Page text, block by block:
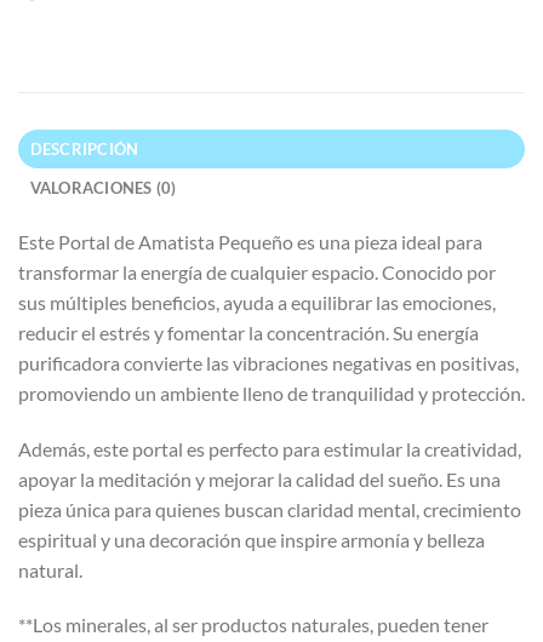
DESCRIPCIÓN
VALORACIONES (0)
Este Portal de Amatista Pequeño es una pieza ideal para
transformar la energía de cualquier espacio. Conocido por
sus múltiples beneficios, ayuda a equilibrar las emociones,
reducir el estrés y fomentar la concentración. Su energía
purificadora convierte las vibraciones negativas en positivas,
promoviendo un ambiente lleno de tranquilidad y protección.
Además, este portal es perfecto para estimular la creatividad,
apoyar la meditación y mejorar la calidad del sueño. Es una
pieza única para quienes buscan claridad mental, crecimiento
espiritual y una decoración que inspire armonía y belleza
natural.
**Los minerales, al ser productos naturales, pueden tener